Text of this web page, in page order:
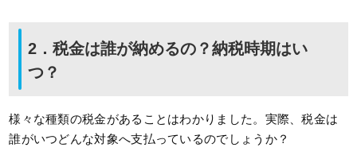
2．税金は誰が納めるの？納税時期はい
つ？
様々な種類の税金があることはわかりました。実際、税金は
誰がいつどんな対象へ支払っているのでしょうか？